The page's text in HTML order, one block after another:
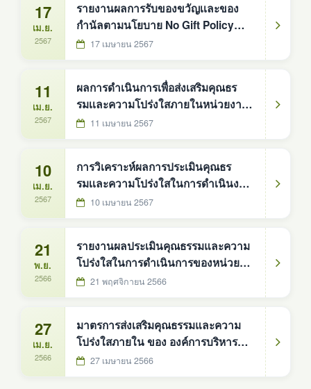
17
เม.ย.
2567
รายงานผลการรับของขวัญเเละของ
กำนัลตามนโยบาย No Gift Policy
จากการปฏิบัติหน้าที่ขององค์การ
กันยายน 2566)
17 เมษายน 2567
11
เม.ย.
2567
ผลการดำเนินการเพื่อส่งเสริมคุณธร
รมเเละความโปร่งใสภายในหน่วยงาน
ประจำปีงบประมาณ พ.ศ.2566
11 เมษายน 2567
10
เม.ย.
2567
การวิเคราะห์ผลการประเมินคุณธร
รมเเละความโปร่งใสในการดำเนินงาน
ของหน่วยงานภาครัฐ ประจำ
10 เมษายน 2567
21
พ.ย.
2566
รายงานผลประเมินคุณธรรมและความ
โปร่งใสในการดำเนินการของหน่วย
งานรัฐ (ITA)ปี2566
21 พฤศจิกายน 2566
27
เม.ย.
2566
มาตรการส่งเสริมคุณธรรมและความ
โปร่งใสภายใน ของ องค์การบริหาร
ส่วนตำบลดงหม้อทองใต้
27 เมษายน 2566